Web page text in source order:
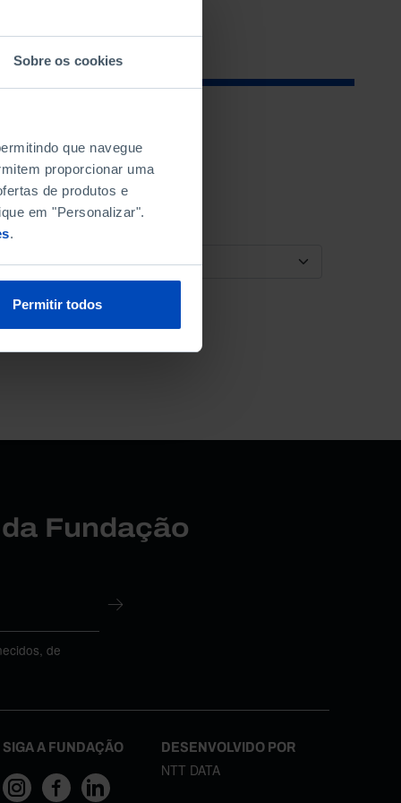
Sobre os cookies
que navegue
proporcionar uma
de produtos e
em "Personalizar".
.
Permitir todos
ORDENAR POR
Fundação
de
SIGA A FUNDAÇÃO DESENVOLVIDO POR
NTT DATA